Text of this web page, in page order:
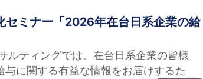
セミナー「2026年在台日系企業の給
ルティングでは、在台日系企業の皆様
に関する有益な情報をお届けするた